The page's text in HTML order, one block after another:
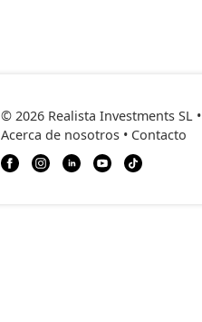
© 2026 Realista Investments SL •
Acerca de nosotros • Contacto